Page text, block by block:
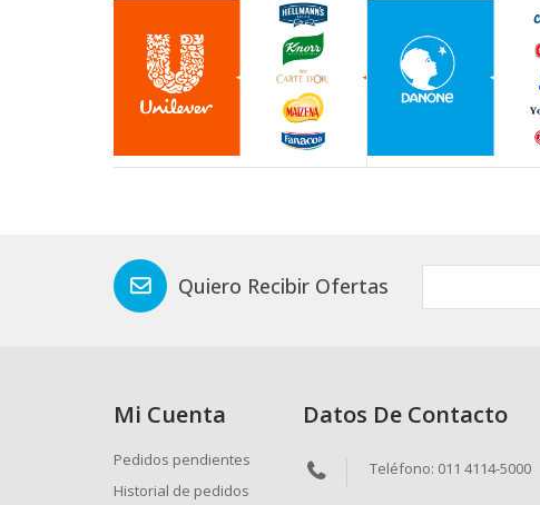
Quiero Recibir Ofertas
Mi Cuenta
Pedidos pendientes
Historial de pedidos
Datos De Contacto
Teléfono: 011 4114-5000